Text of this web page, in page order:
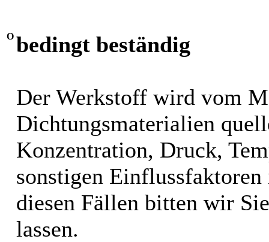
O bedingt beständig
Der Werkstoff wird vom
Dichtungsmaterialien
Konzentration, Druck,
sonstigen
diesen Fällen bitten wir
lassen.